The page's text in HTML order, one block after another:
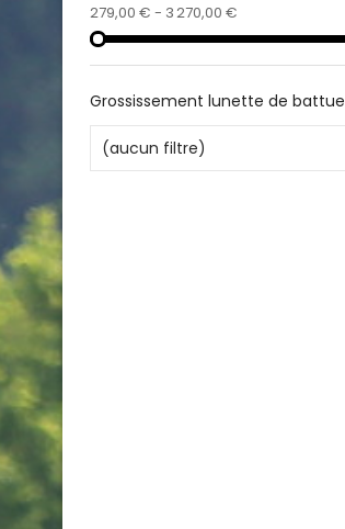
279,00 € - 3 270,00 €
Grossissement lunette de battue
(aucun filtre)